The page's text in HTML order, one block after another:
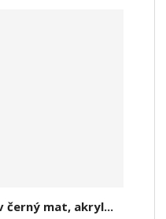
mat, akryl...